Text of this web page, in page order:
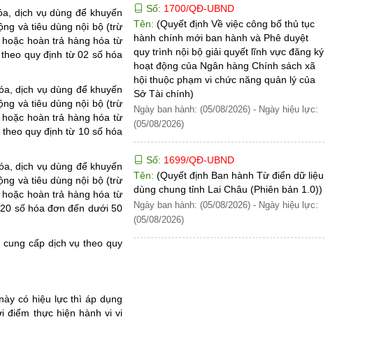
dịch vụ dùng để khuyến
và tiêu dùng nội bộ (trừ
hoàn trả hàng hóa từ
quy định từ 02 số hóa
dịch vụ dùng để khuyến
và tiêu dùng nội bộ (trừ
hoàn trả hàng hóa từ
quy định từ 10 số hóa
dịch vụ dùng để khuyến
và tiêu dùng nội bộ (trừ
hoàn trả hàng hóa từ
số hóa đơn đến dưới 50
cấp dịch vụ theo quy
có hiệu lực thì áp dụng
điểm thực hiện hành vi vi
Số: 1700/QĐ-UBND
Tên: (Quyết định Về việc công bố thủ tục
hành chính mới ban hành và Phê duyệt
quy trình nội bộ giải quyết lĩnh vực đăng ký
hoạt động của Ngân hàng Chính sách xã
hội thuộc phạm vi chức năng quản lý của
Sở Tài chính)
Ngày ban hành: (05/08/2026) - Ngày hiệu lực:
(05/08/2026)
Số: 1699/QĐ-UBND
Tên: (Quyết định Ban hành Từ điển dữ liệu
dùng chung tỉnh Lai Châu (Phiên bản 1.0))
Ngày ban hành: (05/08/2026) - Ngày hiệu lực:
(05/08/2026)